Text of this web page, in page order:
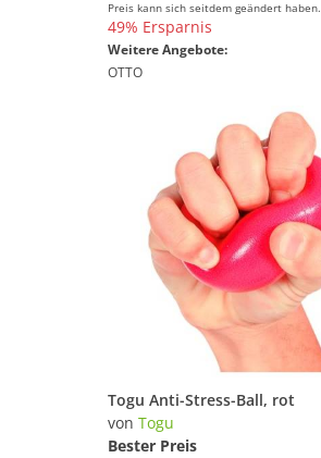
Preis kann sich seitdem geändert haben.
49% Ersparnis
Weitere Angebote:
OTTO
Togu Anti-Stress-Ball, rot
von Togu
Bester Preis